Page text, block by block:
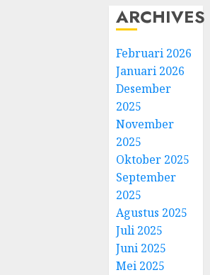
ARCHIVES
Februari 2026
Januari 2026
Desember
2025
November
2025
Oktober 2025
September
2025
Agustus 2025
Juli 2025
Juni 2025
Mei 2025